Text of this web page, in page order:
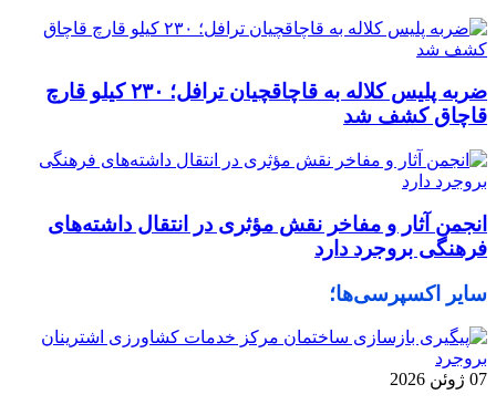
ضربه پلیس کلاله به قاچاقچیان ترافل؛ ۲۳۰ کیلو قارچ
قاچاق کشف شد
انجمن آثار و مفاخر نقش مؤثری در انتقال داشته‌های
فرهنگی بروجرد دارد
سایر اکسپرسی‌ها؛
07 ژوئن 2026